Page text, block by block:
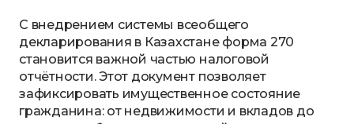
С внедрением системы всеобщего
декларирования в Казахстане форма 270
становится важной частью налоговой
отчётности. Этот документ позволяет
зафиксировать имущественное состояние
гражданина: от недвижимости и вкладов до